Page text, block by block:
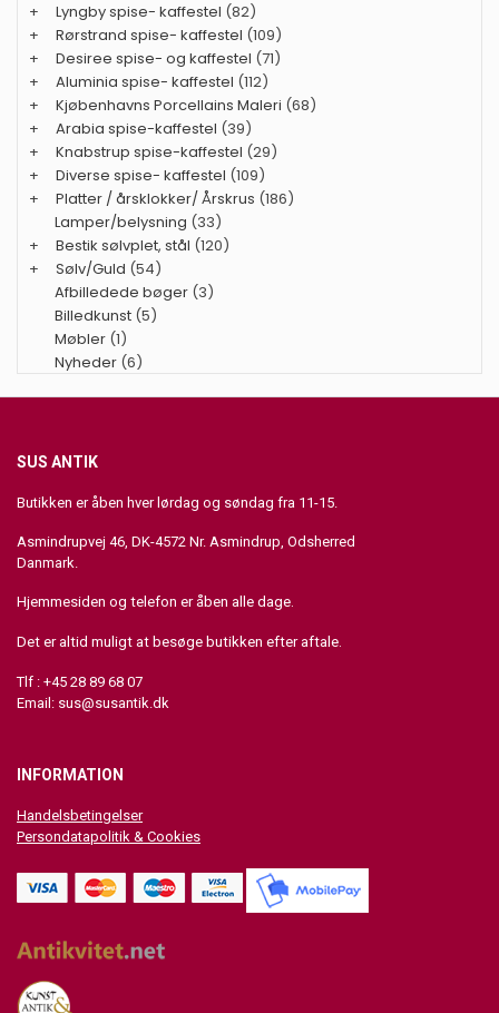
+
Lyngby spise- kaffestel (82)
+
Rørstrand spise- kaffestel (109)
+
Desiree spise- og kaffestel (71)
+
Aluminia spise- kaffestel (112)
+
Kjøbenhavns Porcellains Maleri (68)
+
Arabia spise-kaffestel (39)
+
Knabstrup spise-kaffestel (29)
+
Diverse spise- kaffestel (109)
+
Platter / årsklokker/ Årskrus (186)
Lamper/belysning (33)
+
Bestik sølvplet, stål (120)
+
Sølv/Guld (54)
Afbilledede bøger (3)
Billedkunst (5)
Møbler (1)
Nyheder (6)
SUS ANTIK
Butikken er åben hver lørdag og søndag fra 11-15.
Asmindrupvej 46, DK-4572 Nr. Asmindrup, Odsherred
Danmark.
Hjemmesiden og telefon er åben alle dage.
Det er altid muligt at besøge butikken efter aftale.
Tlf : +45 28 89 68 07
Email: sus@susantik.dk
INFORMATION
Handelsbetingelser
Persondatapolitik & Cookies